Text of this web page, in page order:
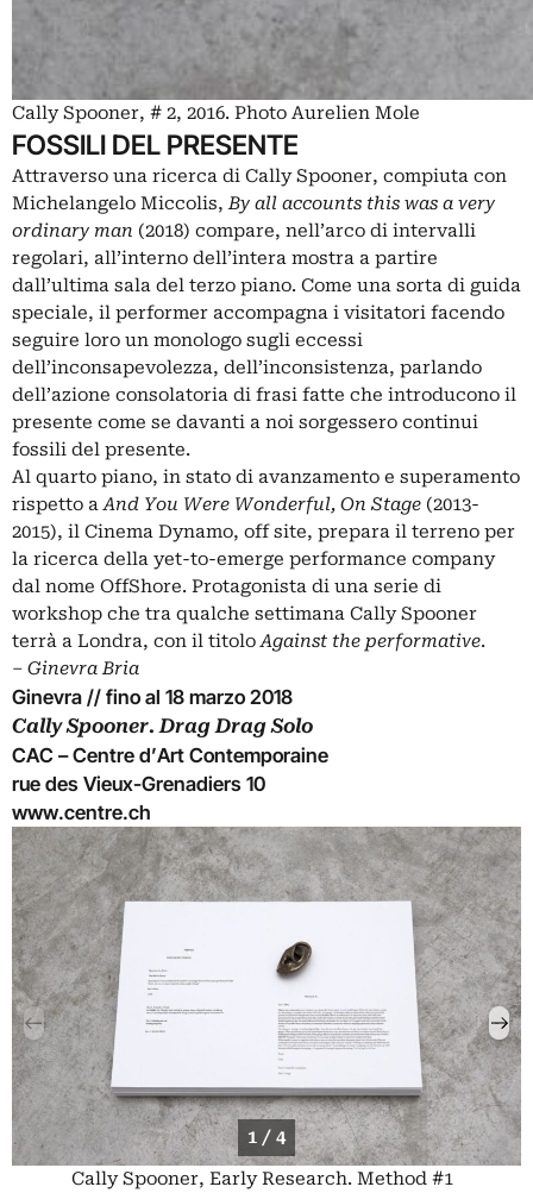
Cally Spooner, # 2, 2016. Photo Aurelien Mole
FOSSILI DEL PRESENTE
Attraverso una ricerca di Cally Spooner, compiuta con
Michelangelo Miccolis,By all accounts this was a very
ordinary man (2018) compare, nell’arco di intervalli
regolari, all’interno dell’intera mostra a partire
dall’ultima sala del terzo piano. Come una sorta di guida
speciale, il performer accompagna i visitatori facendo
seguire loro un monologo sugli eccessi
dell’inconsapevolezza, dell’inconsistenza, parlando
dell’azione consolatoria di frasi fatte che introducono il
presente come se davanti a noi sorgessero continui
fossili del presente.
Al quarto piano, in stato di avanzamento e superamento
rispetto aAnd You Were Wonderful, On Stage (2013-
2015), il Cinema Dynamo, off site, prepara il terreno per
la ricerca della yet-to-emerge performance company
dal nome OffShore. Protagonista di una serie di
workshop che tra qualche settimana Cally Spooner
terrà a Londra, con il titoloAgainst the performative.
‒ Ginevra Bria
Ginevra // fino al 18 marzo 2018
Cally Spooner. Drag Drag Solo
CAC – Centre d’Art Contemporaine
rue des Vieux-Grenadiers 10
www.centre.ch
1 / 4
Cally Spooner, Early Research. Method #1